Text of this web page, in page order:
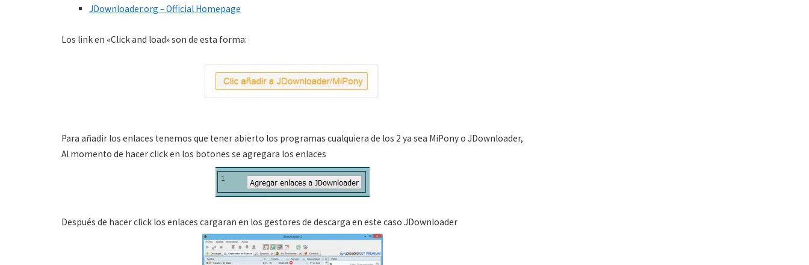
JDownloader.org – Official Homepage
Los link en «Click and load» son de esta forma:
Para añadir los enlaces tenemos que tener abierto los programas cualquiera de los 2 ya sea MiPony o JDownloader,
Al momento de hacer click en los botones se agregara los enlaces
Después de hacer click los enlaces cargaran en los gestores de descarga en este caso JDownloader